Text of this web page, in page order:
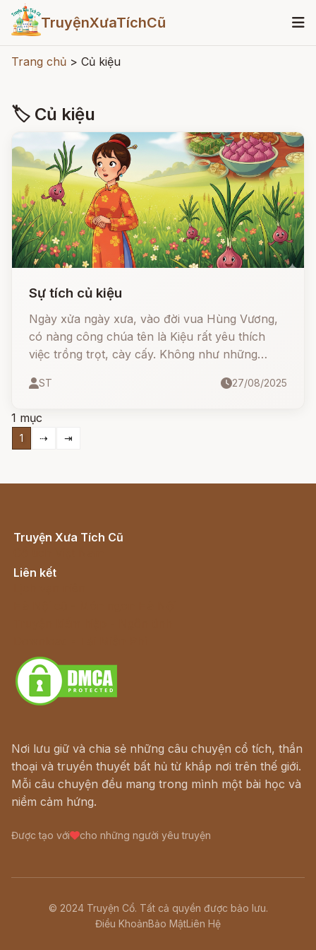
TruyệnXưaTíchCũ
Trang chủ > Củ kiệu
🏷 Củ kiệu
Sự tích củ kiệu
Ngày xửa ngày xưa, vào đời vua Hùng Vương,
có nàng công chúa tên là Kiệu rất yêu thích
việc trồng trọt, cày cấy. Không như những
những người dân chất phác chia sẻ cuộc sống
ST 27/08/2025
1 mục
1 ⇢ ⇥
Truyện Xưa Tích Cũ
Liên kết
Nơi lưu giữ và chia sẻ những câu chuyện cổ tích, thần
thoại và truyền thuyết bất hủ từ khắp nơi trên thế giới.
Mỗi câu chuyện đều mang trong mình một bài học và
niềm cảm hứng.
Được tạo với cho những người yêu truyện
© 2024 Truyện Cổ. Tất cả quyền được bảo lưu.
Điều KhoảnBảo MậtLiên Hệ